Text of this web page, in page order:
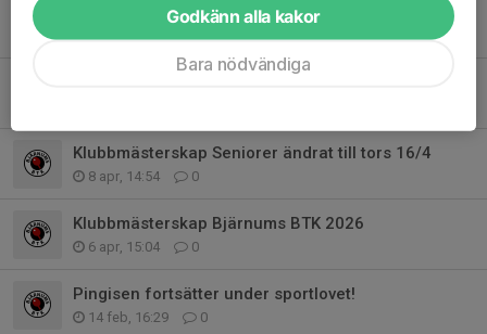
Resultat Klubbmästerskap Bjärnums BTK 2026
Klubbmästerskap Seniorer ändrat till tors 16/4
8 apr, 14:54 0
Klubbmästerskap Bjärnums BTK 2026
6 apr, 15:04 0
Pingisen fortsätter under sportlovet!
14 feb, 16:29 0
Godkänn alla kakor
Bara nödvändiga